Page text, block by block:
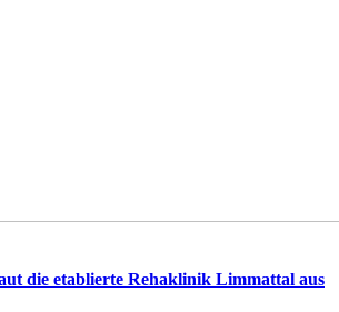
die etablierte Rehaklinik Limmattal aus